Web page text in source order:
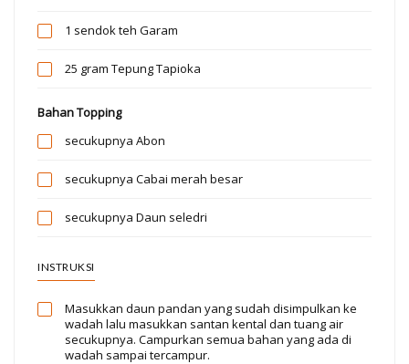
1 sendok teh Garam
25 gram Tepung Tapioka
Bahan Topping
secukupnya Abon
secukupnya Cabai merah besar
secukupnya Daun seledri
INSTRUKSI
Masukkan daun pandan yang sudah disimpulkan ke
wadah lalu masukkan santan kental dan tuang air
secukupnya. Campurkan semua bahan yang ada di
wadah sampai tercampur.